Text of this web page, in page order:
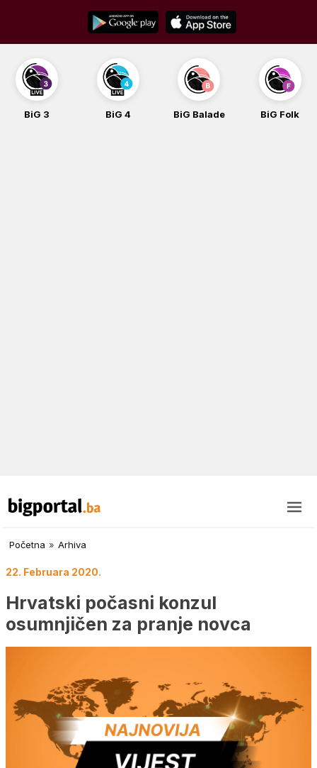
content
BiG 3 BiG 4 BiG Balade BiG Folk
Početna » Arhiva
22. Februara 2020.
Hrvatski počasni konzul
osumnjičen za pranje novca